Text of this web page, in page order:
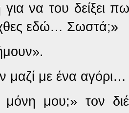
για να του δείξει
εδώ… Σωστά;»
μαζί με ένα
μόνη μου;» τον